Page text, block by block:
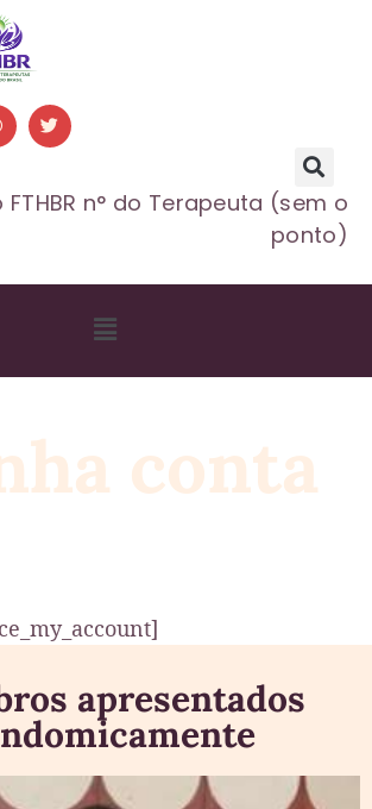
n° do Terapeuta (sem o
ponto)
conta
apresentados